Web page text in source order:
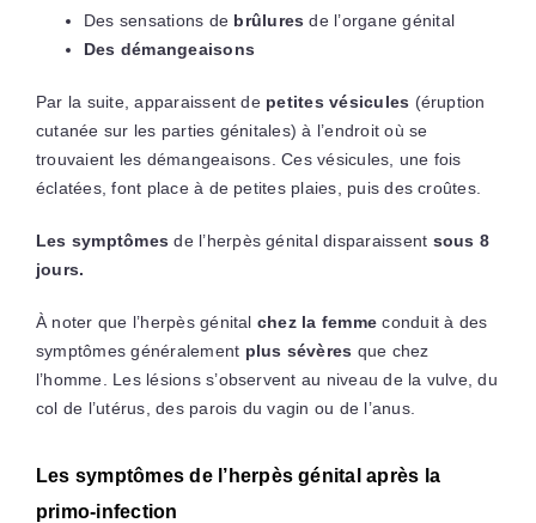
Des sensations de brûlures de l’organe génital
Des démangeaisons
Par la suite, apparaissent de petites vésicules (éruption
cutanée sur les parties génitales) à l’endroit où se
trouvaient les démangeaisons. Ces vésicules, une fois
éclatées, font place à de petites plaies, puis des croûtes.
Les symptômes de l’herpès génital disparaissent sous 8
jours.
À noter que l’herpès génital chez la femme conduit à des
symptômes généralement plus sévères que chez
l’homme. Les lésions s’observent au niveau de la vulve, du
col de l’utérus, des parois du vagin ou de l’anus.
Les symptômes de l’herpès génital après la
primo-infection